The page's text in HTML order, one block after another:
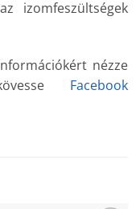
izomfeszültségek
nézze
Facebook